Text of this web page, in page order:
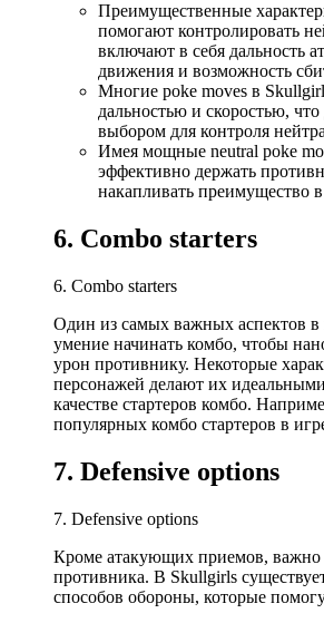
Преимущественные
помогают контролировать
включают в себя дальность
движения и возможность
Многие poke moves в
дальностью и скоростью,
выбором для контроля
Имея мощные neutral poke
эффективно держать
накапливать преимущество
6. Combo starters
6. Combo starters
Один из самых важных аспектов
умение начинать комбо, чтобы
урон противнику. Некоторые
персонажей делают их
качестве стартеров комбо.
популярных комбо стартеров в
7. Defensive options
7. Defensive options
Кроме атакующих приемов, важно
противника. В Skullgirls
способов обороны, которые